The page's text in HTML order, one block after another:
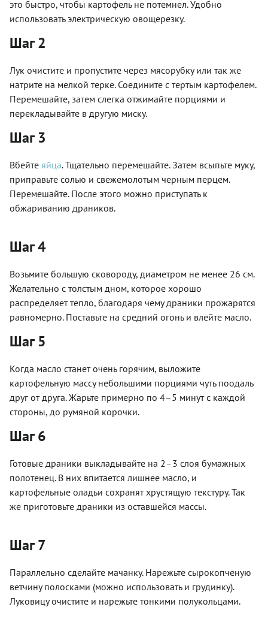
это быстро, чтобы картофель не потемнел. Удобно
использовать электрическую овощерезку.
Шаг 2
Лук очистите и пропустите через мясорубку или так же
натрите на мелкой терке. Соедините с тертым картофелем.
Перемешайте, затем слегка отжимайте порциями и
перекладывайте в другую миску.
Шаг 3
Вбейте яйца. Тщательно перемешайте. Затем всыпьте муку,
приправьте солью и свежемолотым черным перцем.
Перемешайте. После этого можно приступать к
обжариванию драников.
Шаг 4
Возьмите большую сковороду, диаметром не менее 26 см.
Желательно с толстым дном, которое хорошо
распределяет тепло, благодаря чему драники прожарятся
равномерно. Поставьте на средний огонь и влейте масло.
Шаг 5
Когда масло станет очень горячим, выложите
картофельную массу небольшими порциями чуть поодаль
друг от друга. Жарьте примерно по 4–5 минут с каждой
стороны, до румяной корочки.
Шаг 6
Готовые драники выкладывайте на 2–3 слоя бумажных
полотенец. В них впитается лишнее масло, и
картофельные оладьи сохранят хрустящую текстуру. Так
же приготовьте драники из оставшейся массы.
Шаг 7
Параллельно сделайте мачанку. Нарежьте сырокопченую
ветчину полосками (можно использовать и грудинку).
Луковицу очистите и нарежьте тонкими полукольцами.